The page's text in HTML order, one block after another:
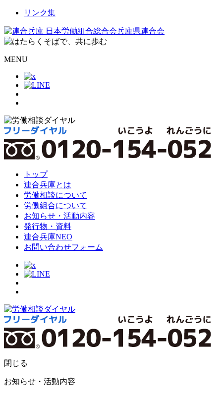
リンク集
MENU
トップ
連合兵庫とは
労働相談について
労働組合について
お知らせ・活動内容
発行物・資料
連合兵庫NEO
お問い合わせフォーム
閉じる
お知らせ・活動内容